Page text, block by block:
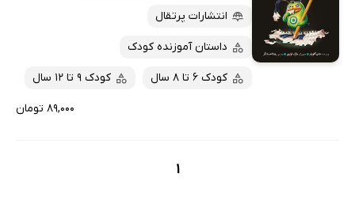
پرفروش‌ها
پربحث‌ها
ارزان ترین‌ها
کتاب‌های متنی
انتشارات پرتقال
داستان آموزنده کودک
کودک 6 تا 8 سال کودک 9 تا 12 سال
۸۹,۰۰۰ تومان
1